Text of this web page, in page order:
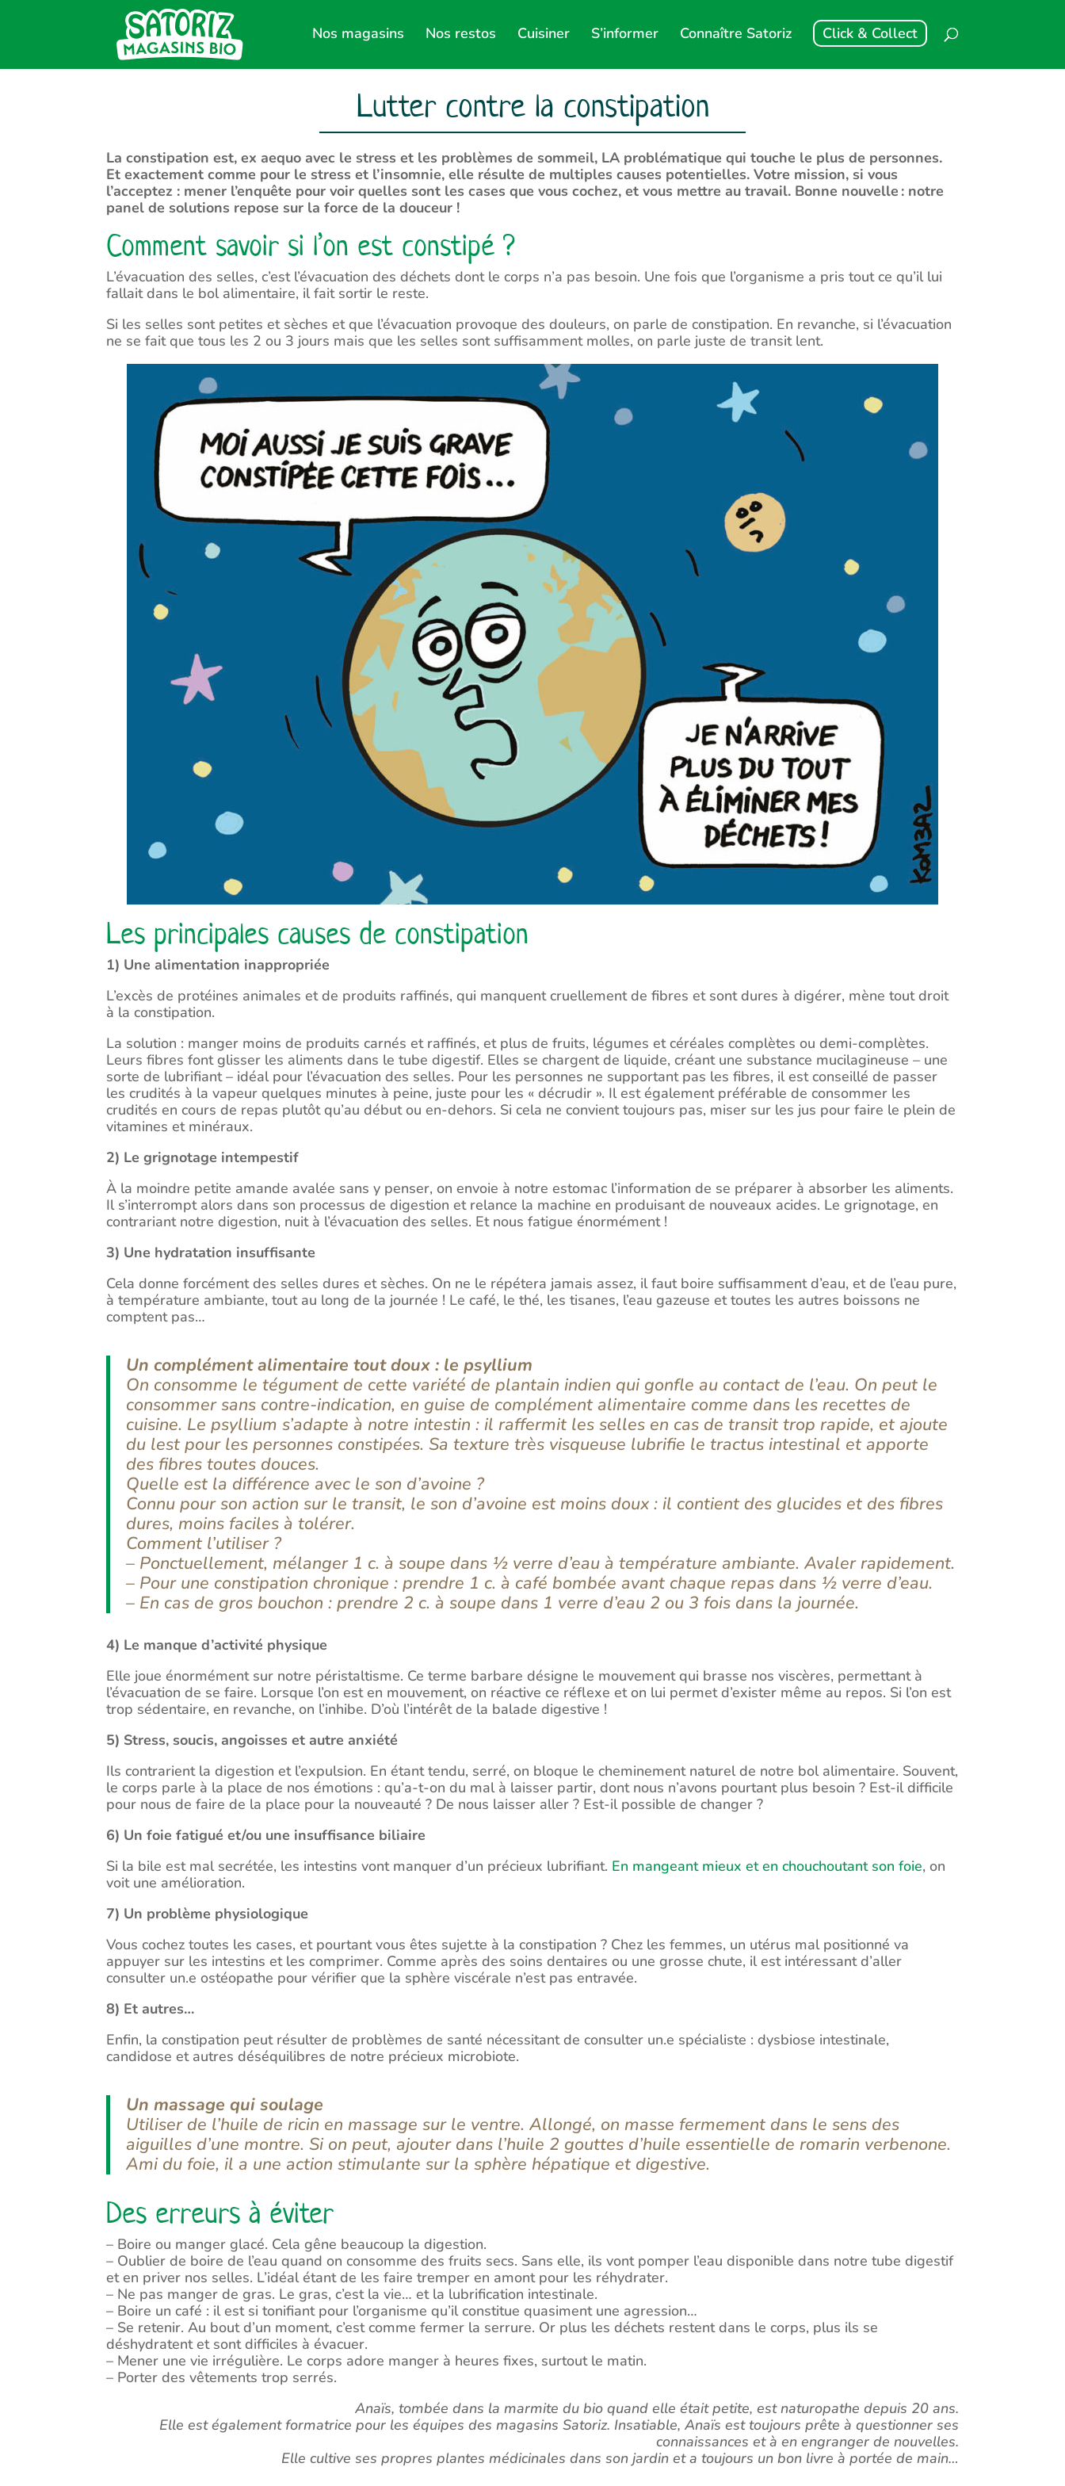
Nos magasins Nos restos Cuisiner S’informer Connaître Satoriz Click & Collect
Lutter contre la constipation
La constipation est, ex aequo avec le stress et les problèmes de sommeil, LA problématique qui touche le plus de personnes.
Et exactement comme pour le stress et l’insomnie, elle résulte de multiples causes potentielles. Votre mission, si vous
l’acceptez : mener l’enquête pour voir quelles sont les cases que vous cochez, et vous mettre au travail. Bonne nouvelle : notre
panel de solutions repose sur la force de la douceur !
Comment savoir si l’on est constipé ?
L’évacuation des selles, c’est l’évacuation des déchets dont le corps n’a pas besoin. Une fois que l’organisme a pris tout ce qu’il lui
fallait dans le bol alimentaire, il fait sortir le reste.
Si les selles sont petites et sèches et que l’évacuation provoque des douleurs, on parle de constipation. En revanche, si l’évacuation
ne se fait que tous les 2 ou 3 jours mais que les selles sont suffisamment molles, on parle juste de transit lent.
Les principales causes de constipation
1) Une alimentation inappropriée
L’excès de protéines animales et de produits raffinés, qui manquent cruellement de fibres et sont dures à digérer, mène tout droit
à la constipation.
La solution : manger moins de produits carnés et raffinés, et plus de fruits, légumes et céréales complètes ou demi-complètes.
Leurs fibres font glisser les aliments dans le tube digestif. Elles se chargent de liquide, créant une substance mucilagineuse – une
sorte de lubrifiant – idéal pour l’évacuation des selles. Pour les personnes ne supportant pas les fibres, il est conseillé de passer
les crudités à la vapeur quelques minutes à peine, juste pour les « décrudir ». Il est également préférable de consommer les
crudités en cours de repas plutôt qu’au début ou en-dehors. Si cela ne convient toujours pas, miser sur les jus pour faire le plein de
vitamines et minéraux.
2) Le grignotage intempestif
À la moindre petite amande avalée sans y penser, on envoie à notre estomac l’information de se préparer à absorber les aliments.
Il s’interrompt alors dans son processus de digestion et relance la machine en produisant de nouveaux acides. Le grignotage, en
contrariant notre digestion, nuit à l’évacuation des selles. Et nous fatigue énormément !
3) Une hydratation insuffisante
Cela donne forcément des selles dures et sèches. On ne le répétera jamais assez, il faut boire suffisamment d’eau, et de l’eau pure,
à température ambiante, tout au long de la journée ! Le café, le thé, les tisanes, l’eau gazeuse et toutes les autres boissons ne
comptent pas…
Un complément alimentaire tout doux : le psyllium
On consomme le tégument de cette variété de plantain indien qui gonfle au contact de l’eau. On peut le
consommer sans contre-indication, en guise de complément alimentaire comme dans les recettes de
cuisine. Le psyllium s’adapte à notre intestin : il raffermit les selles en cas de transit trop rapide, et ajoute
du lest pour les personnes constipées. Sa texture très visqueuse lubrifie le tractus intestinal et apporte
des fibres toutes douces.
Quelle est la différence avec le son d’avoine ?
Connu pour son action sur le transit, le son d’avoine est moins doux : il contient des glucides et des fibres
dures, moins faciles à tolérer.
Comment l’utiliser ?
– Ponctuellement, mélanger 1 c. à soupe dans ½ verre d’eau à température ambiante. Avaler rapidement.
– Pour une constipation chronique : prendre 1 c. à café bombée avant chaque repas dans ½ verre d’eau.
– En cas de gros bouchon : prendre 2 c. à soupe dans 1 verre d’eau 2 ou 3 fois dans la journée.
4) Le manque d’activité physique
Elle joue énormément sur notre péristaltisme. Ce terme barbare désigne le mouvement qui brasse nos viscères, permettant à
l’évacuation de se faire. Lorsque l’on est en mouvement, on réactive ce réflexe et on lui permet d’exister même au repos. Si l’on est
trop sédentaire, en revanche, on l’inhibe. D’où l’intérêt de la balade digestive !
5) Stress, soucis, angoisses et autre anxiété
Ils contrarient la digestion et l’expulsion. En étant tendu, serré, on bloque le cheminement naturel de notre bol alimentaire. Souvent,
le corps parle à la place de nos émotions : qu’a-t-on du mal à laisser partir, dont nous n’avons pourtant plus besoin ? Est-il difficile
pour nous de faire de la place pour la nouveauté ? De nous laisser aller ? Est-il possible de changer ?
6) Un foie fatigué et/ou une insuffisance biliaire
Si la bile est mal secrétée, les intestins vont manquer d’un précieux lubrifiant. En mangeant mieux et en chouchoutant son foie, on
voit une amélioration.
7) Un problème physiologique
Vous cochez toutes les cases, et pourtant vous êtes sujet.te à la constipation ? Chez les femmes, un utérus mal positionné va
appuyer sur les intestins et les comprimer. Comme après des soins dentaires ou une grosse chute, il est intéressant d’aller
consulter un.e ostéopathe pour vérifier que la sphère viscérale n’est pas entravée.
8) Et autres…
Enfin, la constipation peut résulter de problèmes de santé nécessitant de consulter un.e spécialiste : dysbiose intestinale,
candidose et autres déséquilibres de notre précieux microbiote.
Un massage qui soulage
Utiliser de l’huile de ricin en massage sur le ventre. Allongé, on masse fermement dans le sens des
aiguilles d’une montre. Si on peut, ajouter dans l’huile 2 gouttes d’huile essentielle de romarin verbenone.
Ami du foie, il a une action stimulante sur la sphère hépatique et digestive.
Des erreurs à éviter
– Boire ou manger glacé. Cela gêne beaucoup la digestion.
– Oublier de boire de l’eau quand on consomme des fruits secs. Sans elle, ils vont pomper l’eau disponible dans notre tube digestif
et en priver nos selles. L’idéal étant de les faire tremper en amont pour les réhydrater.
– Ne pas manger de gras. Le gras, c’est la vie… et la lubrification intestinale.
– Boire un café : il est si tonifiant pour l’organisme qu’il constitue quasiment une agression…
– Se retenir. Au bout d’un moment, c’est comme fermer la serrure. Or plus les déchets restent dans le corps, plus ils se
déshydratent et sont difficiles à évacuer.
– Mener une vie irrégulière. Le corps adore manger à heures fixes, surtout le matin.
– Porter des vêtements trop serrés.
Anaïs, tombée dans la marmite du bio quand elle était petite, est naturopathe depuis 20 ans.
Elle est également formatrice pour les équipes des magasins Satoriz. Insatiable, Anaïs est toujours prête à questionner ses
connaissances et à en engranger de nouvelles.
Elle cultive ses propres plantes médicinales dans son jardin et a toujours un bon livre à portée de main…